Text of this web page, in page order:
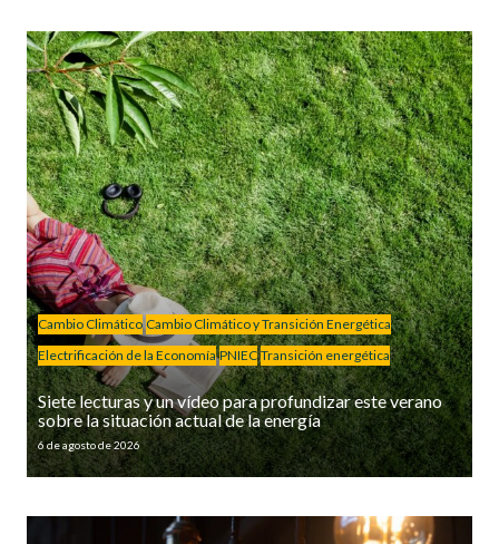
Cambio Climático Cambio Climático y Transición Energética
Electrificación de la Economía PNIEC Transición energética
Siete lecturas y un vídeo para profundizar este verano
sobre la situación actual de la energía
6 de agosto de 2026